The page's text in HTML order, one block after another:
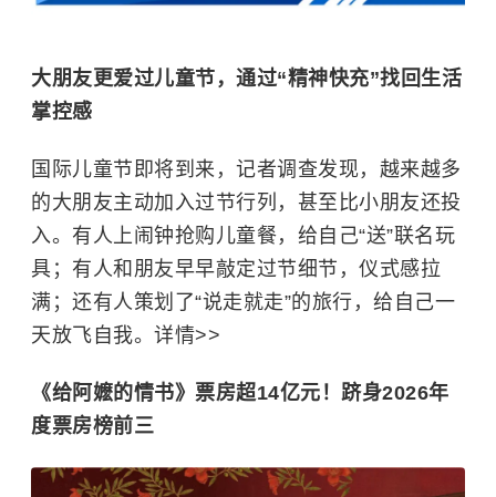
大朋友更爱过儿童节，通过“精神快充”找回生活
掌控感
国际儿童节 即将到来，记者调查发现，越来越多
的大朋友主动加入过节行列，甚至比小朋友还投
入。有人上闹钟抢购儿童餐，给自己“送”联名玩
具；有人和朋友早早敲定过节细节，仪式感拉
满；还有人策划了“说走就走”的旅行，给自己一
天放飞自我。详情>>
《给阿嬷的情书》票房超14亿元！跻身2026年
度票房榜前三